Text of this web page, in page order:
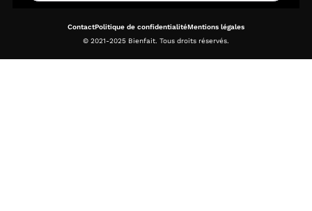
© 2021-2025 Bienfait. Tous droits réservés.
ContactPolitique de confidentialitéMentions légales